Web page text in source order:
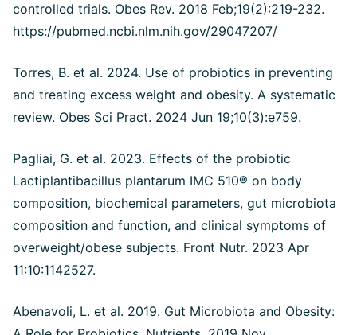
controlled trials. Obes Rev. 2018 Feb;19(2):219-232.
https://pubmed.ncbi.nlm.nih.gov/29047207/
Torres, B. et al. 2024. Use of probiotics in preventing
and treating excess weight and obesity. A systematic
review. Obes Sci Pract. 2024 Jun 19;10(3):e759.
Pagliai, G. et al. 2023. Effects of the probiotic
Lactiplantibacillus plantarum IMC 510® on body
composition, biochemical parameters, gut microbiota
composition and function, and clinical symptoms of
overweight/obese subjects. Front Nutr. 2023 Apr
11:10:1142527.
Abenavoli, L. et al. 2019. Gut Microbiota and Obesity: